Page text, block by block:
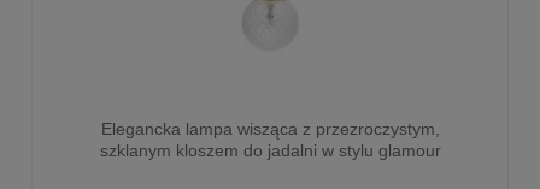
Elegancka lampa wisząca z przezroczystym,
szklanym kloszem do jadalni w stylu glamour